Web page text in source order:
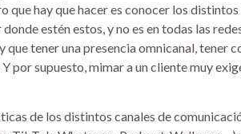
que hay que hacer es conocer los
estén estos, y no es en todas las
que tener una presencia omnicanal, tener
por supuesto, mimar a un cliente muy
de los distintos canales de